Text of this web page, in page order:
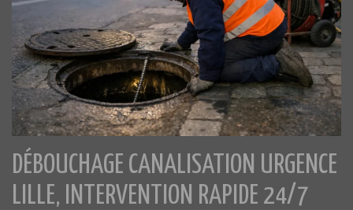
DÉBOUCHAGE CANALISATION URGENCE
LILLE, INTERVENTION RAPIDE 24/7